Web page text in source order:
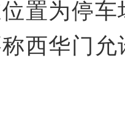
置为停
西华门允